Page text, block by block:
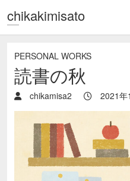
chikakimisato
PERSONAL WORKS
読書の秋
chikamisa2 2021年